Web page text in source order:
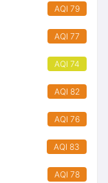
AQI 79
AQI 77
AQI 74
AQI 82
AQI 76
AQI 83
AQI 78